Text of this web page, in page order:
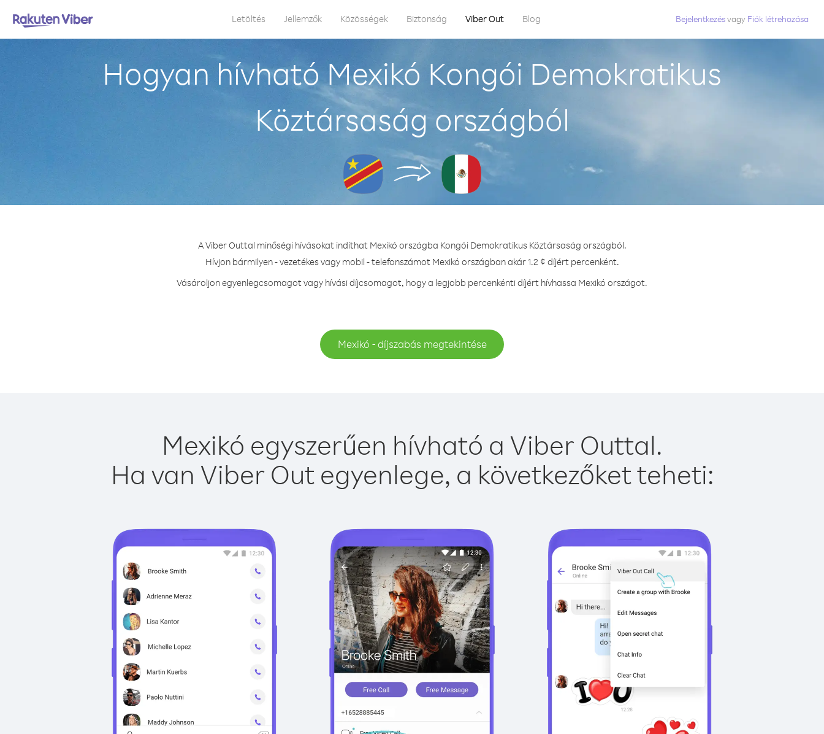
Letöltés Jellemzők Közösségek Biztonság Viber Out Blog Bejelentkezésvagy Fiók létrehozása
Hogyan hívható Mexikó Kongói Demokratikus
Köztársaság országból
A Viber Outtal minőségi hívásokat indíthat Mexikó országba Kongói Demokratikus Köztársaság országból.
Hívjon bármilyen - vezetékes vagy mobil - telefonszámot Mexikó országban akár 1.2 ¢ díjért percenként.
Vásároljon egyenlegcsomagot vagy hívási díjcsomagot, hogy a legjobb percenkénti díjért hívhassa Mexikó országot.
Mexikó - díjszabás megtekintése
Mexikó egyszerűen hívható a Viber Outtal.
Ha van Viber Out egyenlege, a következőket teheti: